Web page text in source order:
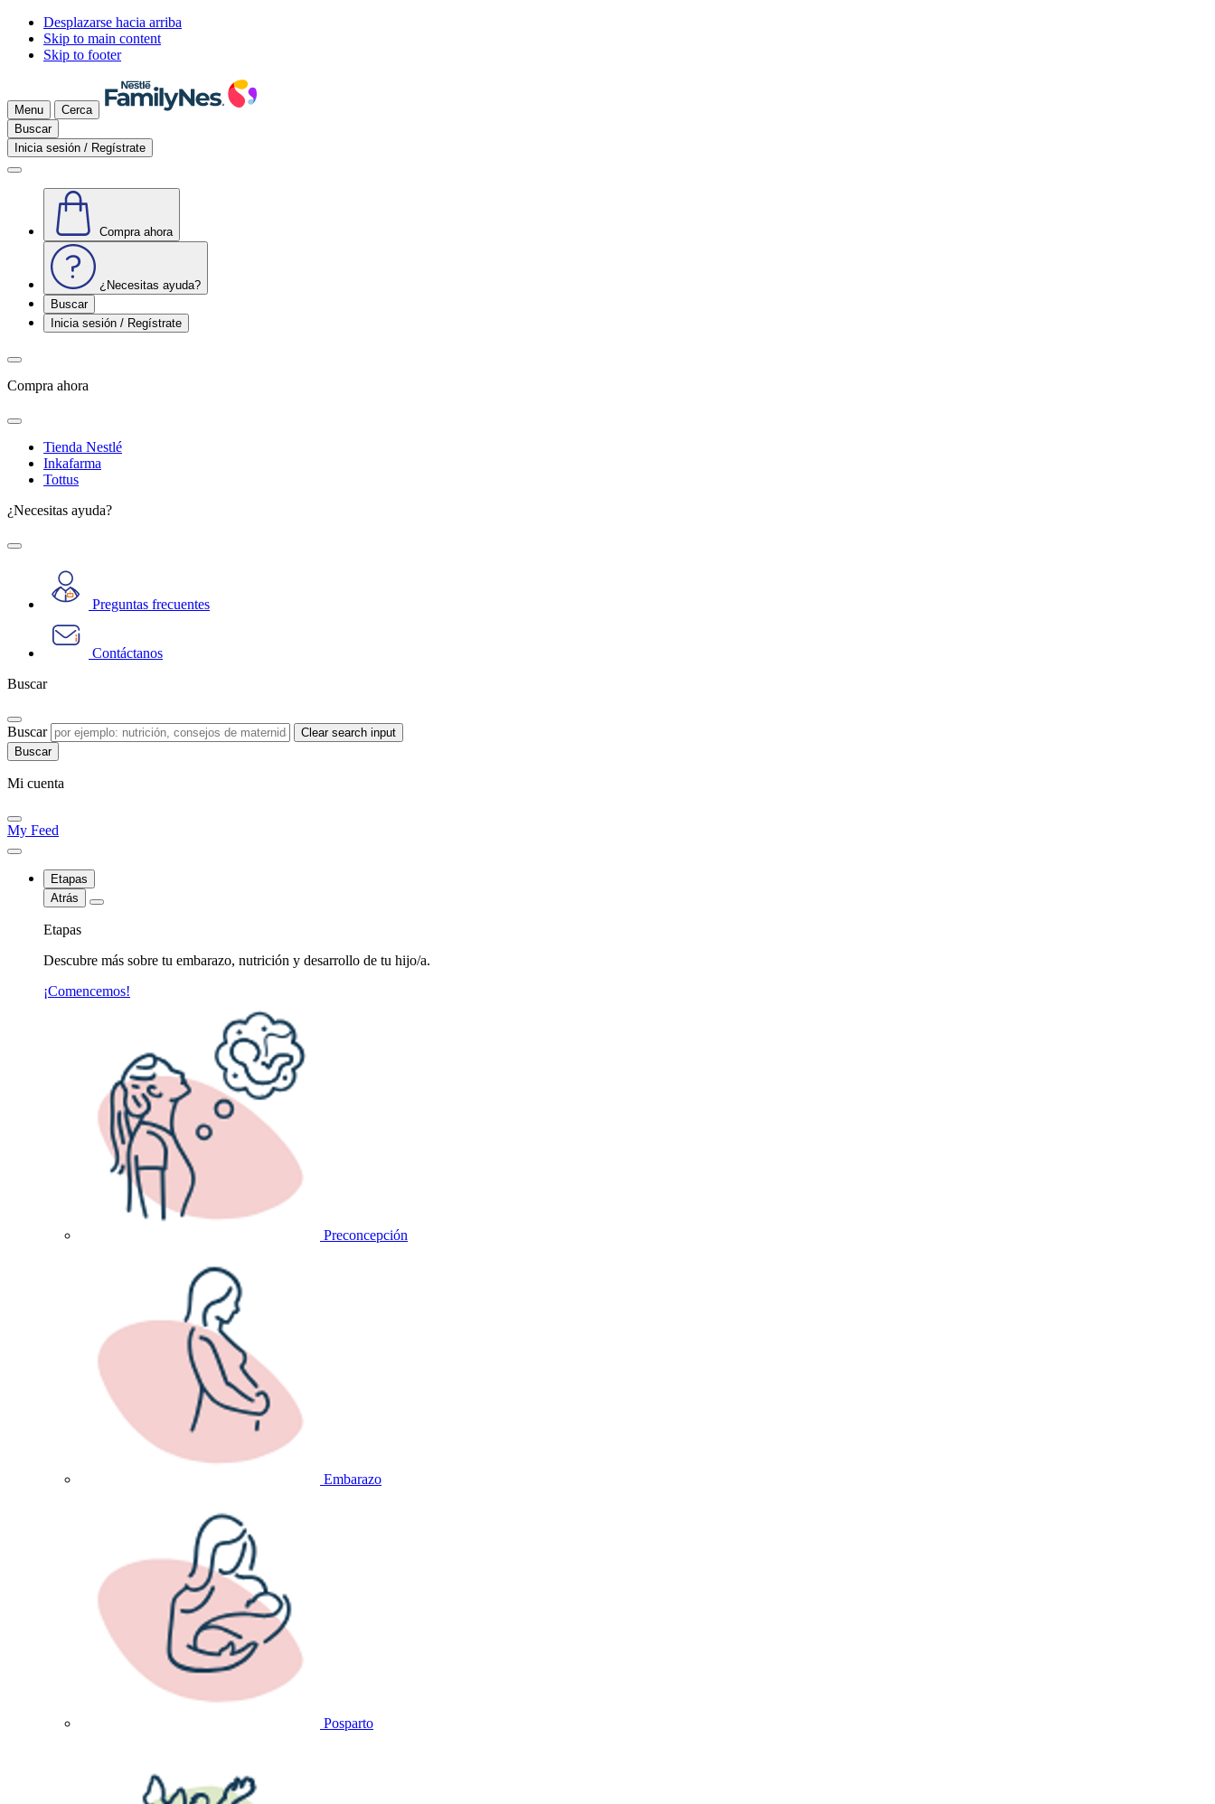
Desplazarse hacia arriba
Skip to main content
Skip to footer
Menu
Cerca
Buscar
Inicia sesión / Regístrate
Compra ahora
¿Necesitas ayuda?
Buscar
Inicia sesión / Regístrate
Compra ahora
Tienda Nestlé
Inkafarma
Tottus
¿Necesitas ayuda?
Preguntas frecuentes
Contáctanos
Buscar
Buscar Clear search input
Mi cuenta
My Feed
Etapas
Atrás
Etapas
Descubre más sobre tu embarazo, nutrición y desarrollo de tu hijo/a.
¡Comencemos!
Preconcepción
Embarazo
Posparto